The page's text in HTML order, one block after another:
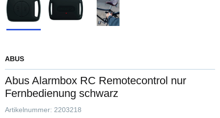
ABUS
Abus Alarmbox RC Remotecontrol nur
Fernbedienung schwarz
Artikelnummer: 2203218